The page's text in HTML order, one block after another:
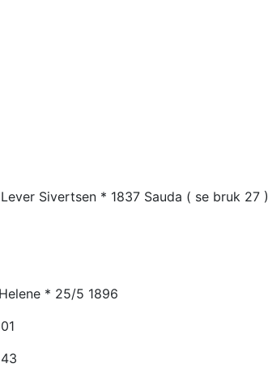
Lever Sivertsen * 1837 Sauda ( se bruk 27 )
* 25/5 1896